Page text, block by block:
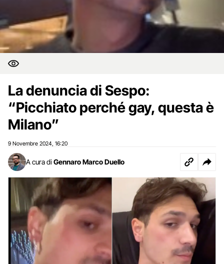
La denuncia di Sespo:
“Picchiato perché gay, questa è
Milano”
9 Novembre 2024 16:20
A cura di Gennaro Marco Duello